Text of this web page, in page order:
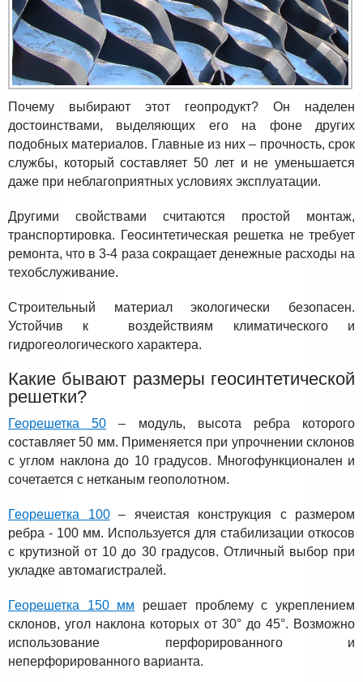
Почему выбирают этот геопродукт? Он наделен
достоинствами, выделяющих его на фоне других
подобных материалов. Главные из них – прочность, срок
службы, который составляет 50 лет и не уменьшается
даже при неблагоприятных условиях эксплуатации.
Другими свойствами считаются простой монтаж,
транспортировка. Геосинтетическая решетка не требует
ремонта, что в 3-4 раза сокращает денежные расходы на
техобслуживание.
Строительный материал экологически безопасен.
Устойчив к воздействиям климатического и
гидрогеологического характера.
Какие бывают размеры геосинтетической
решетки?
Георешетка 50 – модуль, высота ребра которого
составляет 50 мм. Применяется при упрочнении склонов
с углом наклона до 10 градусов. Многофункционален и
сочетается с нетканым геополотном.
Георешетка 100– ячеистая конструкция с размером
ребра - 100 мм. Используется для стабилизации откосов
с крутизной от 10 до 30 градусов. Отличный выбор при
укладке автомагистралей.
Георешетка 150 мм решает проблему с укреплением
склонов, угол наклона которых от 30° до 45°. Возможно
использование перфорированного и
неперфорированного варианта.